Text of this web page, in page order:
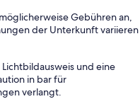
Gebühren an,
der Unterkunft variieren
und eine
in bar für
verlangt.